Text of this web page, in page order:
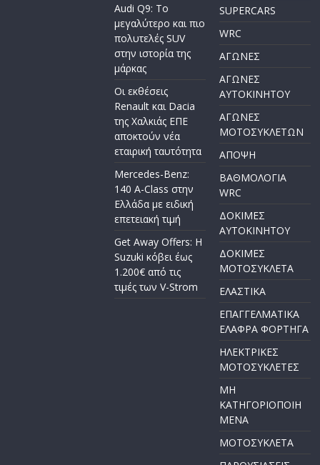
Audi Q9: Το
μεγαλύτερο και πιο
πολυτελές SUV
στην ιστορία της
μάρκας
Οι εκθέσεις
Renault και Dacia
της Χαλκιάς ΕΠΕ
αποκτούν νέα
εταιρική ταυτότητα
Mercedes-Benz:
140 A-Class στην
Ελλάδα με ειδική
επετειακή τιμή
Get Away Offers: Η
Suzuki κόβει έως
1.200€ από τις
τιμές των V-Strom
SUPERCARS
WRC
ΑΓΩΝΕΣ
ΑΓΩΝΕΣ
AYTOKINHTOY
ΑΓΩΝΕΣ
ΜΟΤΟΣΥΚΛΕΤΩΝ
ΑΠΟΨΗ
ΒΑΘΜΟΛΟΓΙΑ
WRC
ΔΟΚΙΜΕΣ
ΑΥΤΟΚΙΝΗΤΟΥ
ΔΟΚΙΜΕΣ
ΜΟΤΟΣΥΚΛΕΤΑ
ΕΛΑΣΤΙΚΑ
ΕΠΑΓΓΕΛΜΑΤΙΚΑ
ΕΛΑΦΡΑ ΦΟΡΤΗΓΑ
ΗΛΕΚΤΡΙΚΕΣ
ΜΟΤΟΣΥΚΛΕΤΕΣ
ΜΗ
ΚΑΤΗΓΟΡΙΟΠΟΙΗ
ΜΕΝΑ
ΜΟΤΟΣΥΚΛΕΤΑ